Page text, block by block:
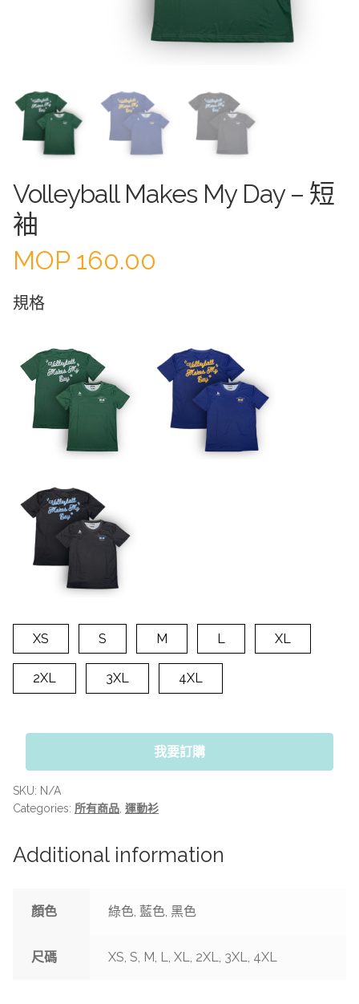
Volleyball Makes My Day – 短
袖
MOP 160.00
規格
XS S M L XL
2XL 3XL 4XL
我要訂購
SKU: N/A
Categories: 所有商品 運動衫
Additional information
顏色 綠色, 藍色, 黑色
尺碼 XS, S, M, L, XL, 2XL, 3XL, 4XL